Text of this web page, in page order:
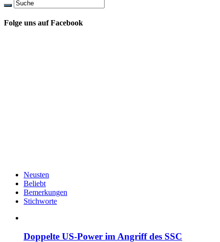
Folge uns auf Facebook
Neusten
Beliebt
Bemerkungen
Stichworte
Doppelte US-Power im Angriff des SSC